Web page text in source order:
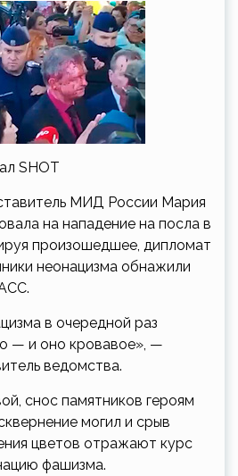
SHOT
МИД России Мария
на нападение на посла в
произошедшее, дипломат
неонацизма обнажили
в очередной раз
— и оно кровавое», —
ведомства.
снос памятников героям
могил и срыв
цветов отражают курс
фашизма.